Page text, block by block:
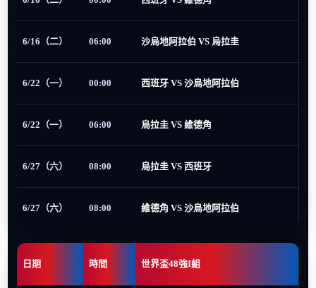
6/16（二） 06:00 沙烏地阿拉伯 VS 烏拉圭
6/22（一） 00:00 西班牙 VS 沙烏地阿拉伯
6/22（一） 06:00 烏拉圭 VS 維德角
6/27（六） 08:00 烏拉圭 VS 西班牙
6/27（六） 08:00 維德角 VS 沙烏地阿拉伯
日期 時間 世界盃48強I組